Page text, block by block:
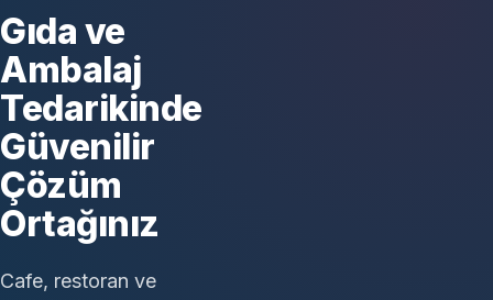
Gıda ve
Ambalaj
Tedarikinde
Güvenilir
Çözüm
Ortağınız
Cafe, restoran ve